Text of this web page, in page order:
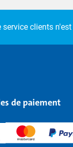
service clients
de paiement